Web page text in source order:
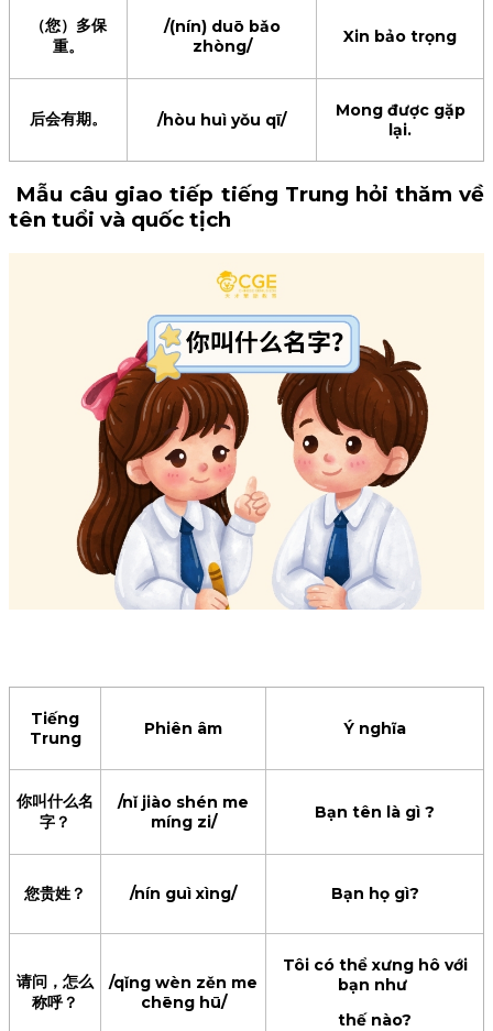
（您）多保
重。
/(nín) duō bǎo
zhòng/
Xin bảo trọng
后会有期。 /hòu huì yǒu qī/
Mong được gặp
lại.
Mẫu câu giao tiếp tiếng Trung hỏi thăm về
tên tuổi và quốc tịch
Tiếng
Trung
Phiên âm Ý nghĩa
你叫什么名
字？
/nǐ jiào shén me
míng zi/
Bạn tên là gì ?
您贵姓？ /nín guì xìng/ Bạn họ gì?
请问，怎么
称呼？
/qǐng wèn zěn me
chēng hū/
Tôi có thể xưng hô với
bạn như
thế nào?